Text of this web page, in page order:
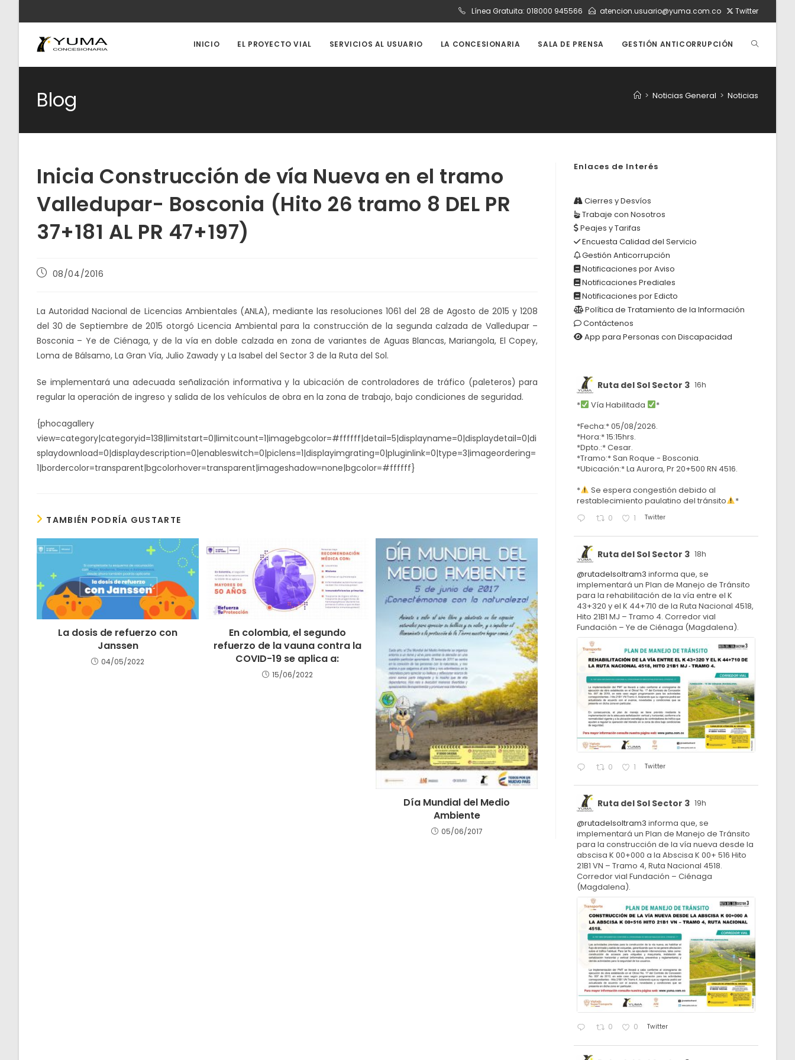
contenido
Línea Gratuita: 018000 945566 atencion.usuario@yuma.com.co Twitter
INICIO EL PROYECTO VIAL SERVICIOS AL USUARIO LA CONCESIONARIA SALA DE PRENSA GESTIÓN ANTICORRUPCIÓN ALTERNAR
DE
Blog > Noticias General > Noticias
Inicia Construcción de vía Nueva en el tramo
Valledupar- Bosconia (Hito 26 tramo 8 DEL PR
37+181 AL PR 47+197)
Publicación
entrada:
08/04/2016
La Autoridad Nacional de Licencias Ambientales (ANLA), mediante las resoluciones 1061 del 28 de Agosto de 2015 y 1208
del 30 de Septiembre de 2015 otorgó Licencia Ambiental para la construcción de la segunda calzada de Valledupar –
Bosconia – Ye de Ciénaga, y de la vía en doble calzada en zona de variantes de Aguas Blancas, Mariangola, El Copey,
Loma de Bálsamo, La Gran Vía, Julio Zawady y La Isabel del Sector 3 de la Ruta del Sol.
Se implementará una adecuada señalización informativa y la ubicación de controladores de tráfico (paleteros) para
regular la operación de ingreso y salida de los vehículos de obra en la zona de trabajo, bajo condiciones de seguridad.
{phocagallery
view=category|categoryid=138|limitstart=0|limitcount=1|imagebgcolor=#ffffff|detail=5|displayname=0|displaydetail=0|di
splaydownload=0|displaydescription=0|enableswitch=0|piclens=1|displayimgrating=0|pluginlink=0|type=3|imageordering=
1|bordercolor=transparent|bgcolorhover=transparent|imageshadow=none|bgcolor=#ffffff}
TAMBIÉN PODRÍA GUSTARTE
La dosis de refuerzo con
Janssen
04/05/2022
En colombia, el segundo
refuerzo de la vauna contra la
COVID-19 se aplica a:
15/06/2022
Día Mundial del Medio
Ambiente
05/06/2017
Enlaces de Interés
Cierres y Desvíos
Trabaje con Nosotros
Peajes y Tarifas
Encuesta Calidad del Servicio
Gestión Anticorrupción
Notificaciones por Aviso
Notificaciones Prediales
Notificaciones por Edicto
Política de Tratamiento de la Información
Contáctenos
App para Personas con Discapacidad
Ruta del Sol Sector 3 16h
* Vía Habilitada
*
*Fecha:* 05/08/2026.
*Hora:* 15:15hrs.
*Dpto.:* Cesar.
*Tramo:* San Roque - Bosconia.
*Ubicación:* La Aurora, Pr 20+500 RN 4516.
*
Se espera congestión debido al
restablecimiento paulatino del tránsito
*
0 1 Twitter
Ruta del Sol Sector 3 18h
@rutadelsoltram3 informa que, se
implementará un Plan de Manejo de Tránsito
para la rehabilitación de la vía entre el K
43+320 y el K 44+710 de la Ruta Nacional 4518,
Hito 21B1 MJ – Tramo 4. Corredor vial
Fundación – Ye de Ciénaga (Magdalena).
0 1 Twitter
Ruta del Sol Sector 3 19h
@rutadelsoltram3 informa que, se
implementará un Plan de Manejo de Tránsito
para la construcción de la vía nueva desde la
abscisa K 00+000 a la Abscisa K 00+ 516 Hito
21B1 VN – Tramo 4, Ruta Nacional 4518.
Corredor vial Fundación – Ciénaga
(Magdalena).
0 0 Twitter